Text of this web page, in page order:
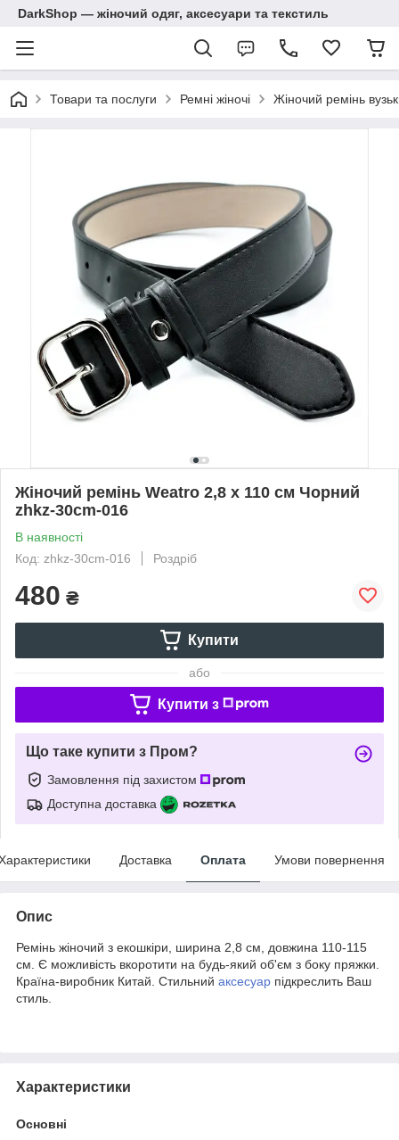
DarkShop — жіночий одяг, аксесуари та текстиль
Товари та послуги Ремні жіночі Жіночий ремінь
Жіночий ремінь Weatro 2,8 х 110 см Чорний
zhkz-30cm-016
В наявності
Код: zhkz-30cm-016
Роздріб
480 ₴
Купити
або
Купити з
Що таке купити з Пром?
Замовлення під захистом
Доступна доставка
Доставка Оплата Умови повернення
Опис
Ремінь жіночий з екошкіри, ширина 2,8 см, довжина 110-115
см. Є можливість вкоротити на будь-який об'єм з боку пряжки.
Країна-виробник Китай. Стильний аксесуар підкреслить Ваш
стиль.
Характеристики
Основні